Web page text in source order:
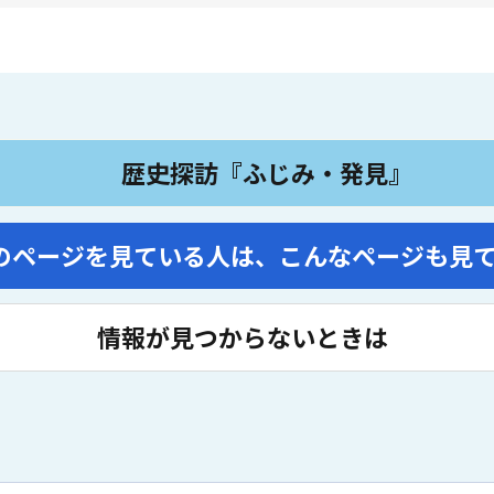
歴史探訪『ふじみ・発見』
ページを見ている人は、 こんなページも見
情報が見つからないときは